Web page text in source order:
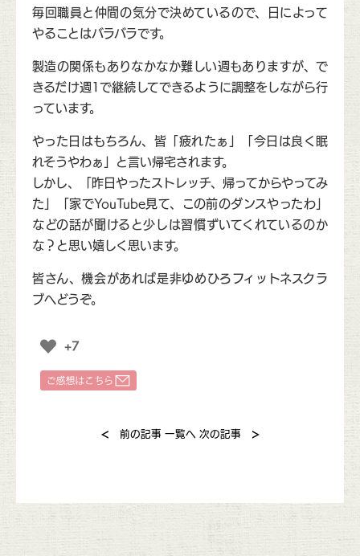
毎回職員と仲間の気分で決めているので、日によって
やることはバラバラです。
製造の関係もありなかなか難しい週もありますが、で
きるだけ週1で継続してできるように調整をしながら行
っています。
やった日はもちろん、皆「疲れたぁ」「今日は良く眠
れそうやわぁ」と言い帰宅されます。
しかし、「昨日やったストレッチ、帰ってからやってみ
た」「家でYouTube見て、この前のダンスやったわ」
などの話が聞けると少しは習慣ずいてくれているのか
な？と思い嬉しく思います。
皆さん、機会があれば是非ゆめひろフィットネスクラ
ブへどうぞ。
+7
< 前の記事 一覧へ 次の記事 >